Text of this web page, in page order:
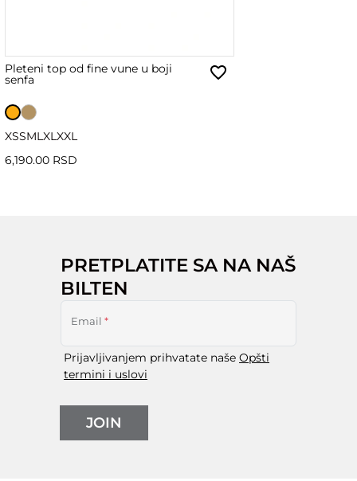
Pleteni top od fine vune u boji
senfa
XSSML XL XXL
6,190.00 RSD
PRETPLATITE SA NA NAŠ
BILTEN
Email *
Prijavljivanjem prihvatate naše Opšti
termini i uslovi
JOIN